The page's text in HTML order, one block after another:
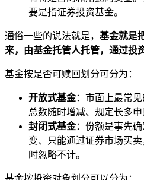
要是指证券投资基金。
通俗一些的说法就是， 基金就是
来，由基金托管人托管，通过投
基金按是否可赎回划分可分为：
开放式基金：市面上最常见
总数随时增减、规定长多申
封闭式基金：份额是事先
变、只能通过证券市场买
时忽略不计。